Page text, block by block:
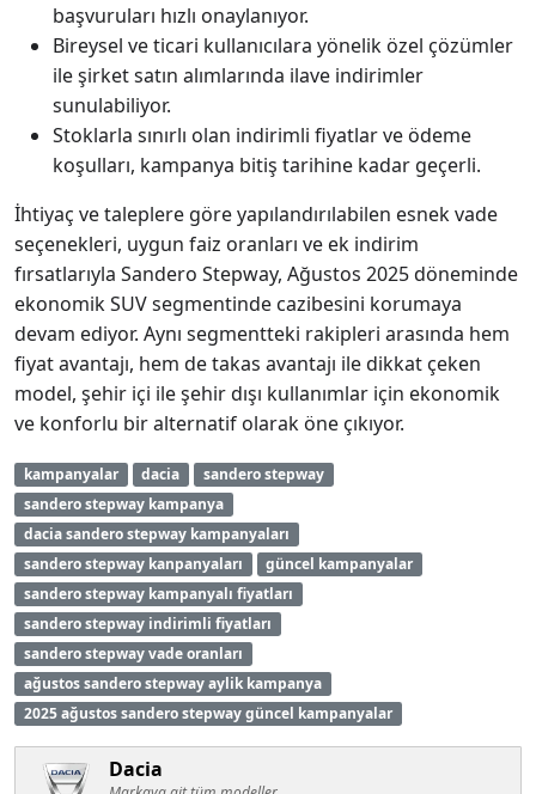
başvuruları hızlı onaylanıyor.
Bireysel ve ticari kullanıcılara yönelik özel çözümler
ile şirket satın alımlarında ilave indirimler
sunulabiliyor.
Stoklarla sınırlı olan indirimli fiyatlar ve ödeme
koşulları, kampanya bitiş tarihine kadar geçerli.
İhtiyaç ve taleplere göre yapılandırılabilen esnek vade
seçenekleri, uygun faiz oranları ve ek indirim
fırsatlarıyla Sandero Stepway, Ağustos 2025 döneminde
ekonomik SUV segmentinde cazibesini korumaya
devam ediyor. Aynı segmentteki rakipleri arasında hem
fiyat avantajı, hem de takas avantajı ile dikkat çeken
model, şehir içi ile şehir dışı kullanımlar için ekonomik
ve konforlu bir alternatif olarak öne çıkıyor.
kampanyalar dacia
sandero stepway
sandero stepway kampanya
dacia sandero stepway kampanyaları
sandero stepway kanpanyaları
güncel kampanyalar
sandero stepway kampanyalı fiyatları
sandero stepway indirimli fiyatları
sandero stepway vade oranları
ağustos sandero stepway aylik kampanya
2025 ağustos sandero stepway güncel kampanyalar
Dacia